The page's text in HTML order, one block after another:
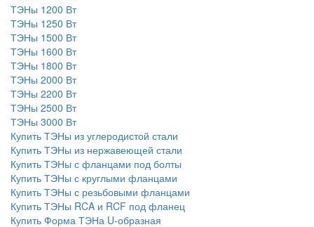
ТЭНы 1200 Вт
ТЭНы 1250 Вт
ТЭНы 1500 Вт
ТЭНы 1600 Вт
ТЭНы 1800 Вт
ТЭНы 2000 Вт
ТЭНы 2200 Вт
ТЭНы 2500 Вт
ТЭНы 3000 Вт
Купить ТЭНы из углеродистой стали
Купить ТЭНы из нержавеющей стали
Купить ТЭНы с фланцами под болты
Купить ТЭНы с круглыми фланцами
Купить ТЭНы с резьбовыми фланцами
Купить ТЭНы RCA и RCF под фланец
Купить Форма ТЭНа U-образная